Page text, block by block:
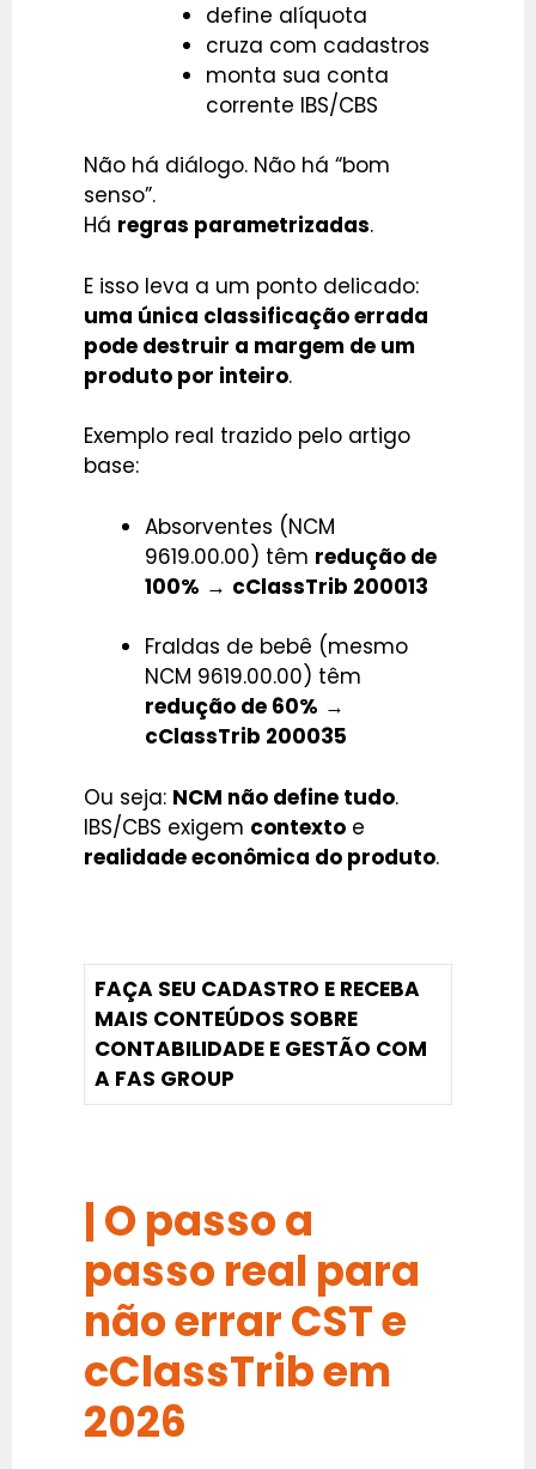
define alíquota
cruza com cadastros
monta sua conta
corrente IBS/CBS
Não há diálogo. Não há “bom
senso”.
Há regras parametrizadas.
E isso leva a um ponto delicado:
uma única classificação errada
pode destruir a margem de um
produto por inteiro.
Exemplo real trazido pelo artigo
base:
Absorventes (NCM
9619.00.00) têm redução de
100% → cClassTrib 200013
Fraldas de bebê (mesmo
NCM 9619.00.00) têm
redução de 60% →
cClassTrib 200035
Ou seja: NCM não define tudo.
IBS/CBS exigem contexto e
realidade econômica do produto.
FAÇA SEU CADASTRO E RECEBA
MAIS CONTEÚDOS SOBRE
CONTABILIDADE E GESTÃO COM
A FAS GROUP
| O passo a
passo real para
não errar CST e
cClassTrib em
2026